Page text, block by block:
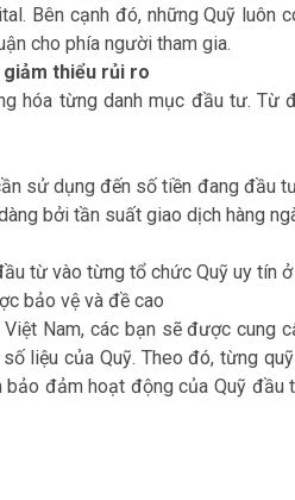
Bên cạnh đó, những Quỹ
cho phía người tham gia.
thiểu rủi ro
hóa từng danh mục đầu tư.
sử dụng đến số tiền đang đầu
bởi tần suất giao dịch hàng
từ vào từng tổ chức Quỹ uy tín
bảo vệ và đề cao
Nam, các bạn sẽ được cung
liệu của Quỹ. Theo đó, từng
đảm hoạt động của Quỹ